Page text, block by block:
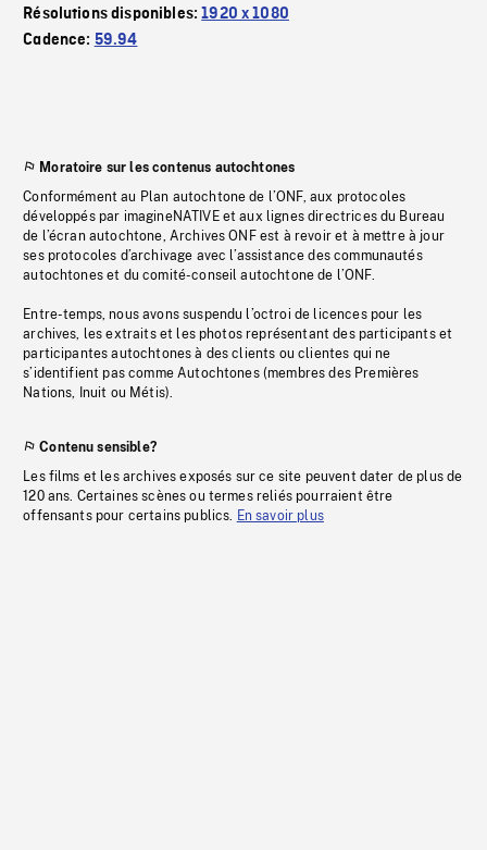
Résolutions disponibles:1920 x 1080
Cadence: 59.94
Moratoire sur les contenus autochtones
Conformément au Plan autochtone de l’ONF, aux protocoles
développés par imagineNATIVE et aux lignes directrices du Bureau
de l’écran autochtone, Archives ONF est à revoir et à mettre à jour
ses protocoles d’archivage avec l’assistance des communautés
autochtones et du comité-conseil autochtone de l’ONF.
Entre-temps, nous avons suspendu l’octroi de licences pour les
archives, les extraits et les photos représentant des participants et
participantes autochtones à des clients ou clientes qui ne
s’identifient pas comme Autochtones (membres des Premières
Nations, Inuit ou Métis).
Contenu sensible?
Les films et les archives exposés sur ce site peuvent dater de plus de
120 ans. Certaines scènes ou termes reliés pourraient être
offensants pour certains publics. En savoir plus